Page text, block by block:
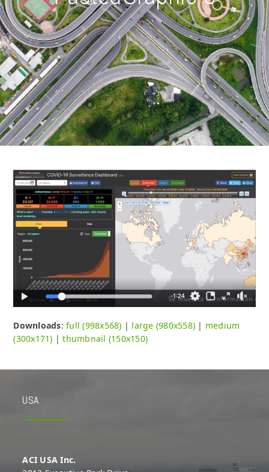
Downloads:full (998x568) | large (980x558) | medium
(300x171) |thumbnail (150x150)
USA
ACI USA Inc.